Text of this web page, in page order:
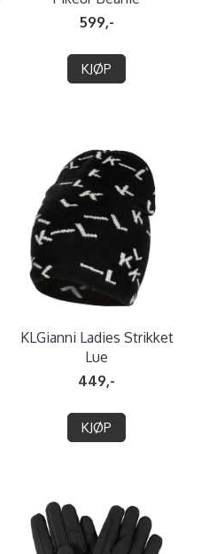
599,-
KJØP
KLGianni Ladies Strikket
Lue
449,-
KJØP